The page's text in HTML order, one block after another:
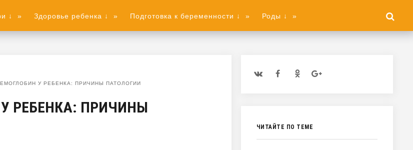
↓ » Здоровье ребенка ↓ » Подготовка к беременности ↓ » Роды ↓ »
У РЕБЕНКА: ПРИЧИНЫ ПАТОЛОГИИ
РЕБЕНКА: ПРИЧИНЫ
ЧИТАЙТЕ ПО ТЕМЕ